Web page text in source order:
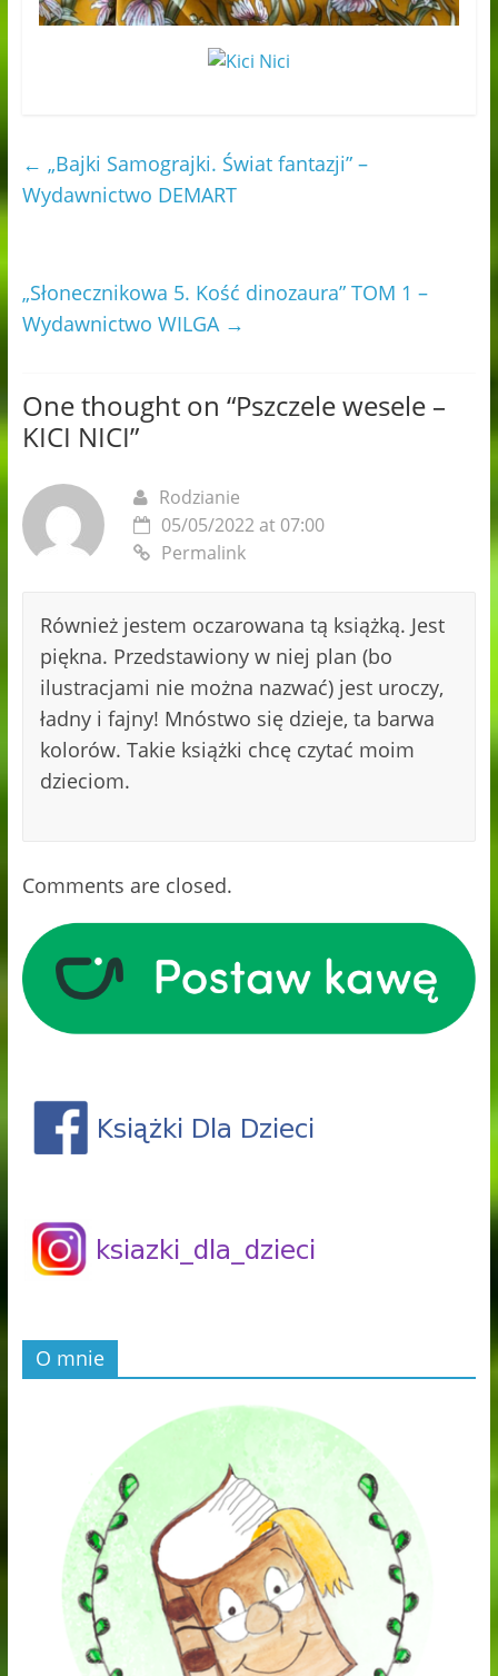
← „Bajki Samograjki. Świat fantazji” –
Wydawnictwo DEMART
„Słonecznikowa 5. Kość dinozaura” TOM 1 –
Wydawnictwo WILGA →
One thought on “Pszczele wesele –
KICI NICI”
Rodzianie
05/05/2022 at 07:00
Permalink
Również jestem oczarowana tą książką. Jest
piękna. Przedstawiony w niej plan (bo
ilustracjami nie można nazwać) jest uroczy,
ładny i fajny! Mnóstwo się dzieje, ta barwa
kolorów. Takie książki chcę czytać moim
dzieciom.
Comments are closed.
O mnie